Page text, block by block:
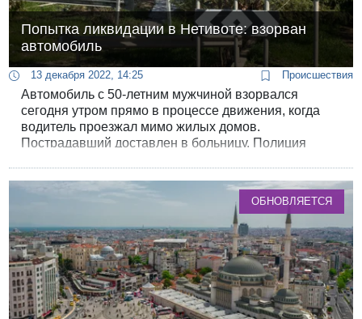
Попытка ликвидации в Нетивоте: взорван
автомобиль
13 декабря 2022, 14:25 Происшествия
Автомобиль с 50-летним мужчиной взорвался
сегодня утром прямо в процессе движения, когда
водитель проезжал мимо жилых домов.
Пострадавший доставлен в больницу. Полиция
ОБНОВЛЯЕТСЯ